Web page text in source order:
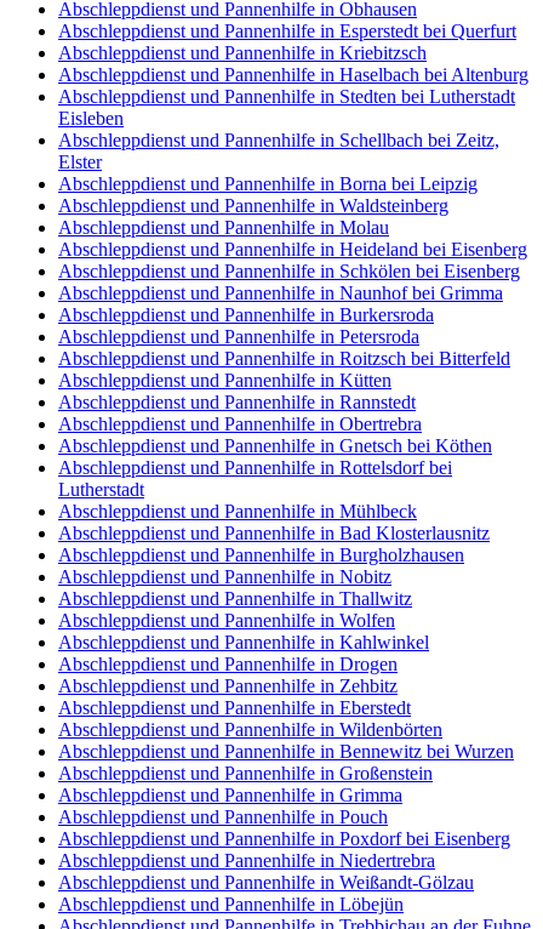
Abschleppdienst und Pannenhilfe in Obhausen
Abschleppdienst und Pannenhilfe in Esperstedt bei Querfurt
Abschleppdienst und Pannenhilfe in Kriebitzsch
Abschleppdienst und Pannenhilfe in Haselbach bei Altenburg
Abschleppdienst und Pannenhilfe in Stedten bei Lutherstadt
Eisleben
Abschleppdienst und Pannenhilfe in Schellbach bei Zeitz,
Elster
Abschleppdienst und Pannenhilfe in Borna bei Leipzig
Abschleppdienst und Pannenhilfe in Waldsteinberg
Abschleppdienst und Pannenhilfe in Molau
Abschleppdienst und Pannenhilfe in Heideland bei Eisenberg
Abschleppdienst und Pannenhilfe in Schkölen bei Eisenberg
Abschleppdienst und Pannenhilfe in Naunhof bei Grimma
Abschleppdienst und Pannenhilfe in Burkersroda
Abschleppdienst und Pannenhilfe in Petersroda
Abschleppdienst und Pannenhilfe in Roitzsch bei Bitterfeld
Abschleppdienst und Pannenhilfe in Kütten
Abschleppdienst und Pannenhilfe in Rannstedt
Abschleppdienst und Pannenhilfe in Obertrebra
Abschleppdienst und Pannenhilfe in Gnetsch bei Köthen
Abschleppdienst und Pannenhilfe in Rottelsdorf bei
Lutherstadt
Abschleppdienst und Pannenhilfe in Mühlbeck
Abschleppdienst und Pannenhilfe in Bad Klosterlausnitz
Abschleppdienst und Pannenhilfe in Burgholzhausen
Abschleppdienst und Pannenhilfe in Nobitz
Abschleppdienst und Pannenhilfe in Thallwitz
Abschleppdienst und Pannenhilfe in Wolfen
Abschleppdienst und Pannenhilfe in Kahlwinkel
Abschleppdienst und Pannenhilfe in Drogen
Abschleppdienst und Pannenhilfe in Zehbitz
Abschleppdienst und Pannenhilfe in Eberstedt
Abschleppdienst und Pannenhilfe in Wildenbörten
Abschleppdienst und Pannenhilfe in Bennewitz bei Wurzen
Abschleppdienst und Pannenhilfe in Großenstein
Abschleppdienst und Pannenhilfe in Grimma
Abschleppdienst und Pannenhilfe in Pouch
Abschleppdienst und Pannenhilfe in Poxdorf bei Eisenberg
Abschleppdienst und Pannenhilfe in Niedertrebra
Abschleppdienst und Pannenhilfe in Weißandt-Gölzau
Abschleppdienst und Pannenhilfe in Löbejün